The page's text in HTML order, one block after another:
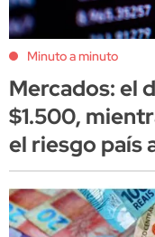
Minuto a minuto
Mercados: el
$1.500,
el riesgo país